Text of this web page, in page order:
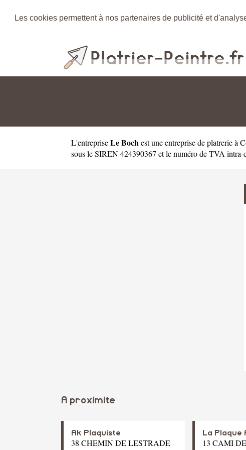
Les cookies permettent à nos partenaires de publicité et
L'entrepriseLe Boch est uneentreprise de platrerie à
sous le SIREN 424390367 et le numéro de TVA
A proximite
Ak Plaquiste
38 CHEMIN DE LESTRADE
La Plaque
13 CAMI